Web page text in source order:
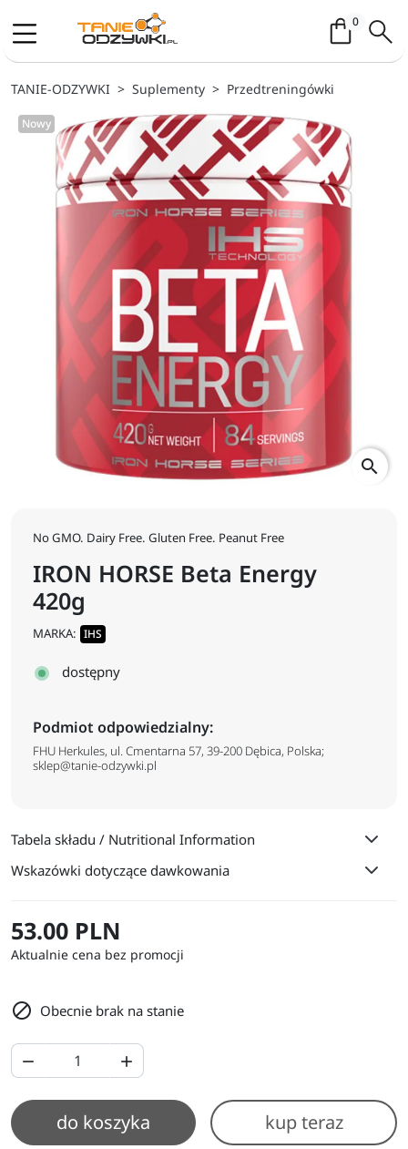
0Koszyk /
TANIE-ODZYWKI Suplementy Przedtreningówki
Nowy
search
No GMO. Dairy Free. Gluten Free. Peanut Free
IRON HORSE Beta Energy
420g
MARKA: IHS
dostępny
Podmiot odpowiedzialny:
FHU Herkules, ul. Cmentarna 57, 39-200 Dębica, Polska;
sklep@tanie-odzywki.pl
Tabela składu / Nutritional Information
Wskazówki dotyczące dawkowania
53.00 PLN
Aktualnie cena bez promocji
 Obecnie brak na stanie
 
do koszyka kup teraz